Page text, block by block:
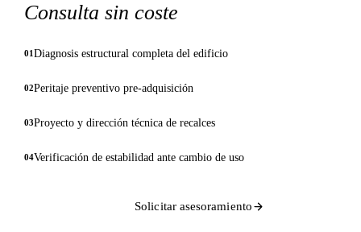
Consulta sin coste
01 Diagnosis estructural completa del edificio
02Peritaje preventivo pre-adquisición
03Proyecto y dirección técnica de recalces
04Verificación de estabilidad ante cambio de uso
Solicitar asesoramiento